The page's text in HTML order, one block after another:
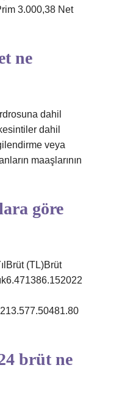
3.000,38 Net
ne
dahil
dahil
veya
maaşlarının
göre
(TL)Brüt
brüt ne